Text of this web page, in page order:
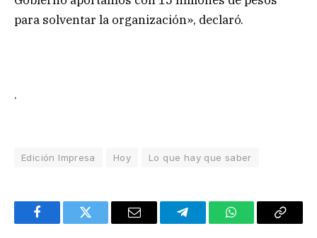
para solventar la organización», declaró.
.
Edición Impresa Hoy Lo que hay que saber
FacebookTwitter Email TelegramWhatsAppCopy